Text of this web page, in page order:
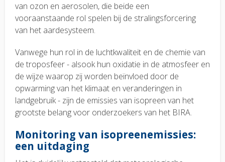
van ozon en aerosolen, die beide een
vooraanstaande rol spelen bij de stralingsforcering
van het aardesysteem.
Vanwege hun rol in de luchtkwaliteit en de chemie van
de troposfeer - alsook hun oxidatie in de atmosfeer en
de wijze waarop zij worden beïnvloed door de
opwarming van het klimaat en veranderingen in
landgebruik - zijn de emissies van isopreen van het
grootste belang voor onderzoekers van het BIRA.
Monitoring van isopreenemissies:
een uitdaging